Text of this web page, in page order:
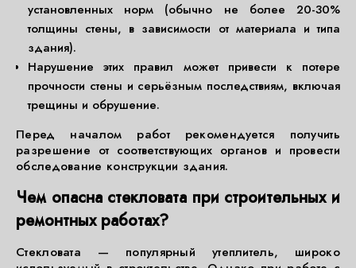
установленных норм (обычно не более 20-30%
толщины стены, в зависимости от материала и типа
здания).
Нарушение этих правил может привести к потере
прочности стены и серьёзным последствиям, включая
трещины и обрушение.
Перед началом работ рекомендуется получить
разрешение от соответствующих органов и провести
обследование конструкции здания.
Чем опасна стекловата при строительных и
ремонтных работах?
Стекловата — популярный утеплитель, широко